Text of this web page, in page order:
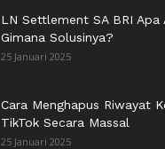
LN Settlement SA BRI Apa
Gimana Solusinya?
25 Januari 2025
Cara Menghapus Riwayat
TikTok Secara Massal
25 Januari 2025